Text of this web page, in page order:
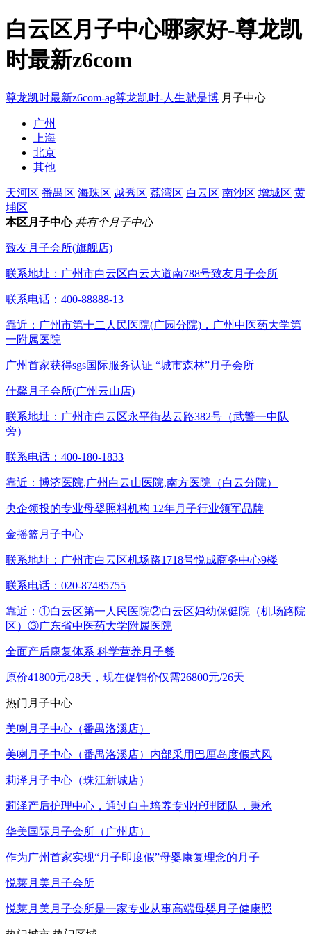
白云区月子中心哪家好-尊龙凯
时最新z6com
尊龙凯时最新z6com-ag尊龙凯时-人生就是博 月子中心
广州
上海
北京
其他
天河区 番禺区 海珠区 越秀区 荔湾区 白云区 南沙区 增城区 黄
埔区
本区月子中心 共有个月子中心
致友月子会所(旗舰店)
联系地址： 广州市白云区白云大道南788号致友月子会所
联系电话： 400-88888-13
靠近：广州市第十二人民医院(广园分院)，广州中医药大学第
一附属医院
广州首家获得sgs国际服务认证 “城市森林”月子会所
仕馨月子会所(广州云山店)
联系地址： 广州市白云区永平街丛云路382号（武警一中队
旁）
联系电话： 400-180-1833
靠近：博济医院,广州白云山医院,南方医院（白云分院）
央企领投的专业母婴照料机构 12年月子行业领军品牌
金摇篮月子中心
联系地址： 广州市白云区机场路1718号悦成商务中心9楼
联系电话： 020-87485755
靠近：①白云区第一人民医院②白云区妇幼保健院（机场路院
区）③广东省中医药大学附属医院
全面产后康复体系 科学营养月子餐
原价41800元/28天，现在促销价仅需26800元/26天
热门月子中心
美喇月子中心（番禺洛溪店）
美喇月子中心（番禺洛溪店）内部采用巴厘岛度假式风
莉泽月子中心（珠江新城店）
莉泽产后护理中心，通过自主培养专业护理团队，秉承
华美国际月子会所（广州店）
作为广州首家实现“月子即度假”母婴康复理念的月子
悦莱月美月子会所
悦莱月美月子会所是一家专业从事高端母婴月子健康照